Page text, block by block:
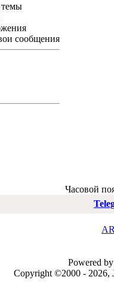
темы
сообщения
Часовой
Powered
Copyright ©2000 - 2026,